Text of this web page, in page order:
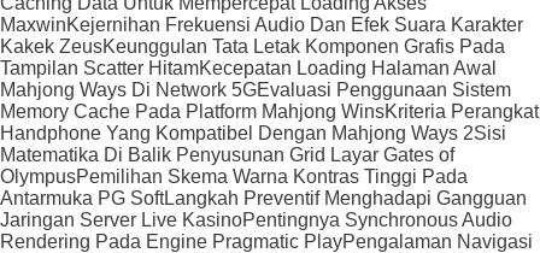
MaxwinKejernihan Frekuensi Audio Dan Efek Suara Karakter
Kakek ZeusKeunggulan Tata Letak Komponen Grafis Pada
Tampilan Scatter HitamKecepatan Loading Halaman Awal
Mahjong Ways Di Network 5GEvaluasi Penggunaan Sistem
Memory Cache Pada Platform Mahjong WinsKriteria Perangkat
Handphone Yang Kompatibel Dengan Mahjong Ways 2Sisi
Matematika Di Balik Penyusunan Grid Layar Gates of
OlympusPemilihan Skema Warna Kontras Tinggi Pada
Antarmuka PG SoftLangkah Preventif Menghadapi Gangguan
Jaringan Server Live KasinoPentingnya Synchronous Audio
Rendering Pada Engine Pragmatic PlayPengalaman Navigasi